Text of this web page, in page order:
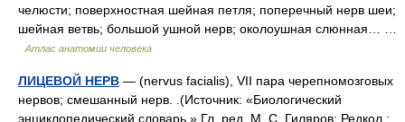
челюсти; поверхностная шейная петля; поперечный нерв шеи;
шейная ветвь; большой ушной нерв; околоушная слюнная… …
Атлас анатомии человека
ЛИЦЕВОЙ НЕРВ — (nervus facialis), VII пара черепномозговых
нервов; смешанный нерв. .(Источник: «Биологический
энциклопедический словарь.» Гл. ред. М. С. Гиляров; Редкол.: